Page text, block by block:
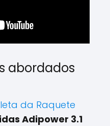
abordados
da Raquete
Adipower 3.1